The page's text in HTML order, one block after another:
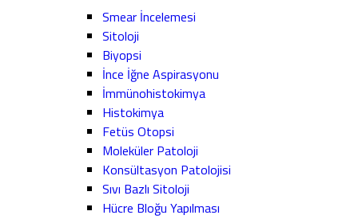
Smear İncelemesi
Sitoloji
Biyopsi
İnce İğne Aspirasyonu
İmmünohistokimya
Histokimya
Fetüs Otopsi
Moleküler Patoloji
Konsültasyon Patolojisi
Sıvı Bazlı Sitoloji
Hücre Bloğu Yapılması